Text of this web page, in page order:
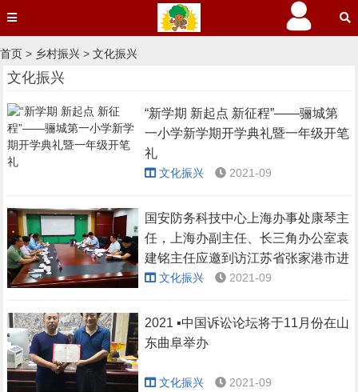
首页 > 乡村振兴 > 文化振兴
文化振兴
“新学期 新起点 新征程”——骊城第
一小学新学期开学典礼暨一年级开笔
礼
文化振兴 2021-09
国安防务科技中心上海办事处康琴主
任，上海办副主任、长三角办公室袁
建铭主任应邀到访江苏省张家港市进
行技术产业落地合作探讨会
文化振兴 2021-09
2021 ▪中国诉讼论坛将于11月份在山
东曲阜举办
文化振兴 2021-09